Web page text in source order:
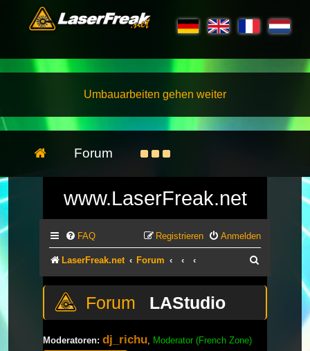
Umbauarbeiten gehen weiter
Forum
www.LaserFreak.net
FAQ Anmelden
Registrieren
LaserFreak.net Forum
LAStudio
Moderatoren: dj_richu Moderator (French Zone)